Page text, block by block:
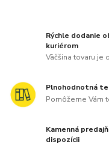
Rýchle dodanie
kuriérom
Väčšina tovaru je
Plnohodnotná
Pomôžeme Vám
Kamenná
dispozícii